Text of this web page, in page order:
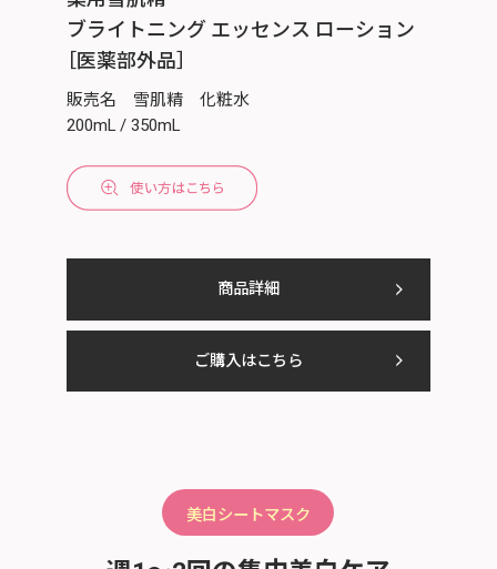
ブライトニング エッセンス ローション
［医薬部外品］
販売名 雪肌精 化粧水
200mL / 350mL
商品詳細
ご購入はこちら
美白シートマスク